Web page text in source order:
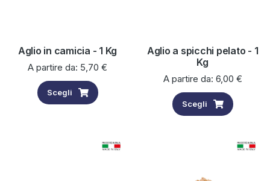
Aglio in camicia - 1 Kg
A partire da: 5,70 €
Scegli
Aglio a spicchi pelato - 1
Kg
A partire da: 6,00 €
Scegli